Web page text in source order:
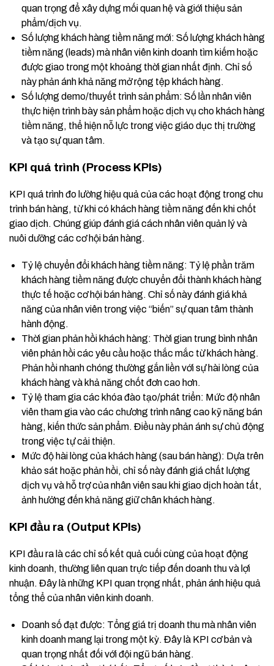
quan trọng để xây dựng mối quan hệ và giới thiệu sản
phẩm/dịch vụ.
Số lượng khách hàng tiềm năng mới: Số lượng khách hàng
tiềm năng (leads) mà nhân viên kinh doanh tìm kiếm hoặc
được giao trong một khoảng thời gian nhất định. Chỉ số
này phản ánh khả năng mở rộng tệp khách hàng.
Số lượng demo/thuyết trình sản phẩm: Số lần nhân viên
thực hiện trình bày sản phẩm hoặc dịch vụ cho khách hàng
tiềm năng, thể hiện nỗ lực trong việc giáo dục thị trường
và tạo sự quan tâm.
KPI quá trình (Process KPIs)
KPI quá trình đo lường hiệu quả của các hoạt động trong chu
trình bán hàng, từ khi có khách hàng tiềm năng đến khi chốt
giao dịch. Chúng giúp đánh giá cách nhân viên quản lý và
nuôi dưỡng các cơ hội bán hàng.
Tỷ lệ chuyển đổi khách hàng tiềm năng: Tỷ lệ phần trăm
khách hàng tiềm năng được chuyển đổi thành khách hàng
thực tế hoặc cơ hội bán hàng. Chỉ số này đánh giá khả
năng của nhân viên trong việc “biến” sự quan tâm thành
hành động.
Thời gian phản hồi khách hàng: Thời gian trung bình nhân
viên phản hồi các yêu cầu hoặc thắc mắc từ khách hàng.
Phản hồi nhanh chóng thường gắn liền với sự hài lòng của
khách hàng và khả năng chốt đơn cao hơn.
Tỷ lệ tham gia các khóa đào tạo/phát triển: Mức độ nhân
viên tham gia vào các chương trình nâng cao kỹ năng bán
hàng, kiến thức sản phẩm. Điều này phản ánh sự chủ động
trong việc tự cải thiện.
Mức độ hài lòng của khách hàng (sau bán hàng): Dựa trên
khảo sát hoặc phản hồi, chỉ số này đánh giá chất lượng
dịch vụ và hỗ trợ của nhân viên sau khi giao dịch hoàn tất,
ảnh hưởng đến khả năng giữ chân khách hàng.
KPI đầu ra (Output KPIs)
KPI đầu ra là các chỉ số kết quả cuối cùng của hoạt động
kinh doanh, thường liên quan trực tiếp đến doanh thu và lợi
nhuận. Đây là những KPI quan trọng nhất, phản ánh hiệu quả
tổng thể của nhân viên kinh doanh.
Doanh số đạt được: Tổng giá trị doanh thu mà nhân viên
kinh doanh mang lại trong một kỳ. Đây là KPI cơ bản và
quan trọng nhất đối với đội ngũ bán hàng.